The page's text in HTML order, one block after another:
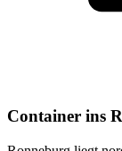
Container ins